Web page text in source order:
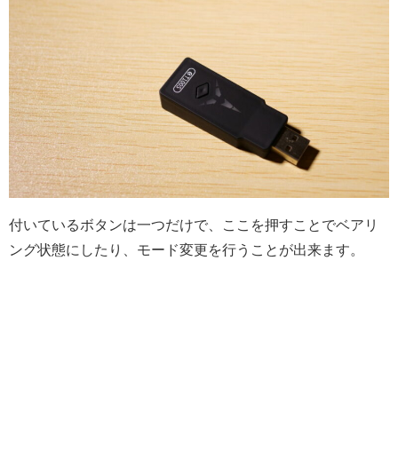
付いているボタンは一つだけで、ここを押すことでベアリ
ング状態にしたり、モード変更を行うことが出来ます。